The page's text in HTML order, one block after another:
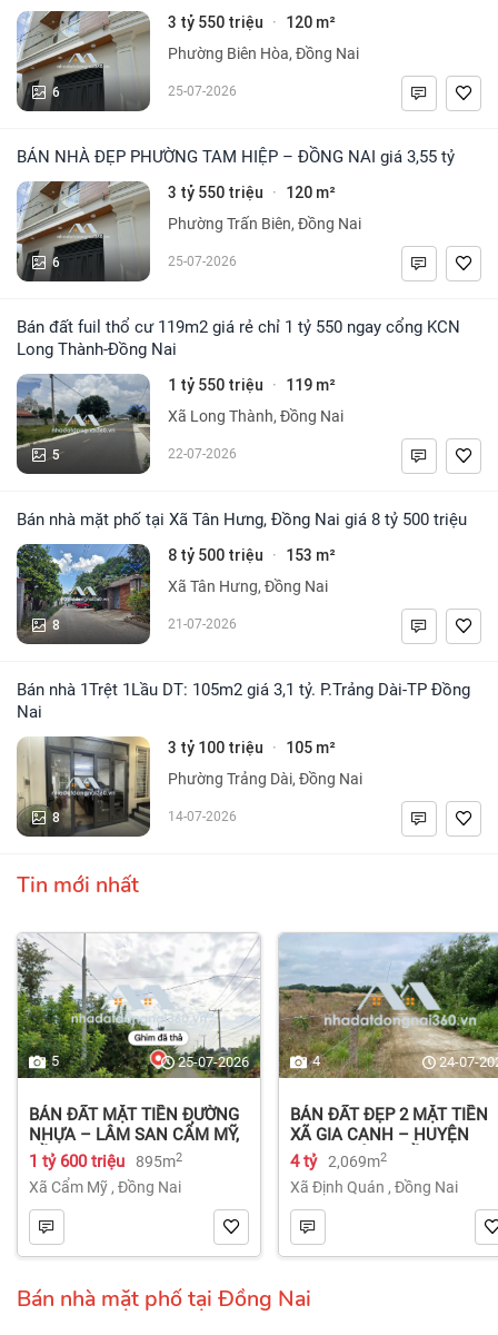
6
3 tỷ 550 triệu · 120 m²
Phường Biên Hòa, Đồng Nai
25-07-2026
BÁN NHÀ ĐẸP PHƯỜNG TAM HIỆP – ĐỒNG NAI giá 3,55 tỷ
6
3 tỷ 550 triệu · 120 m²
Phường Trấn Biên, Đồng Nai
25-07-2026
Bán đất fuil thổ cư 119m2 giá rẻ chỉ 1 tỷ 550 ngay cổng KCN
Long Thành-Đồng Nai
5
1 tỷ 550 triệu · 119 m²
Xã Long Thành, Đồng Nai
22-07-2026
Bán nhà mặt phố tại Xã Tân Hưng, Đồng Nai giá 8 tỷ 500 triệu
8
8 tỷ 500 triệu · 153 m²
Xã Tân Hưng, Đồng Nai
21-07-2026
Bán nhà 1Trệt 1Lầu DT: 105m2 giá 3,1 tỷ. P.Trảng Dài-TP Đồng
Nai
8
3 tỷ 100 triệu · 105 m²
Phường Trảng Dài, Đồng Nai
14-07-2026
Tin mới nhất
5 25-07-2026
BÁN ĐẤT MẶT TIỀN ĐƯỜNG
NHỰA – LÂM SAN CẨM MỸ,
ĐỒNG NAI.
1 tỷ 600 triệu 895m2
Xã Cẩm Mỹ , Đồng Nai
4 24-07-
BÁN ĐẤT ĐẸP 2 MẶT TIỀN
XÃ GIA CANH – HUYỆN
ĐỊNH QUÁN – ĐỒNG NAI dt
2.069m² 4 tỷ
4 tỷ 2,069m2
Xã Định Quán , Đồng Nai
Bán nhà mặt phố tại Đồng Nai